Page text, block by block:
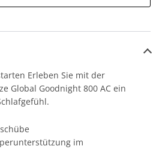
Erleben Sie mit der
Global Goodnight 800 AC ein
im